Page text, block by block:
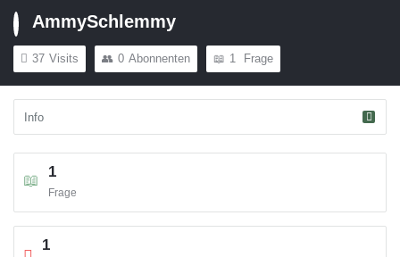
AmmySchlemmy
37 Visits 0 Abonnenten 1 Frage
1
Frage
1